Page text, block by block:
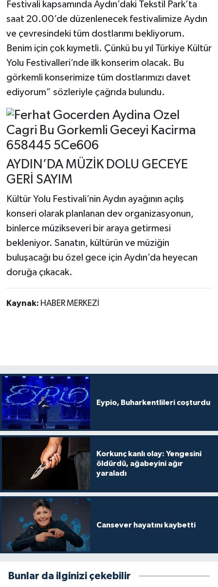
Festivali kapsamında Aydın’daki Tekstil Park’ta
saat 20.00’de düzenlenecek festivalimize Aydın
ve çevresindeki tüm dostlarımı bekliyorum.
Benim için çok kıymetli. Çünkü bu yıl Türkiye Kültür
Yolu Festivalleri’nde ilk konserim olacak. Bu
görkemli konserimize tüm dostlarımızı davet
ediyorum” sözleriyle çağrıda bulundu.
AYDIN’DA MÜZİK DOLU GECEYE
GERİ SAYIM
Kültür Yolu Festivali’nin Aydın ayağının açılış
konseri olarak planlanan dev organizasyonun,
binlerce müzikseveri bir araya getirmesi
bekleniyor. Sanatın, kültürün ve müziğin
buluşacağı bu özel gece için Aydın’da heyecan
doruğa çıkacak.
Kaynak: HABER MERKEZİ
Eypio, Buharkentlileri coşturdu
Korkunç kanlı olay: Yengesini
öldürdü, ağabeyini ağır
yaraladı
Cansever hayatını kaybetti
Bunlar da ilginizi çekebilir